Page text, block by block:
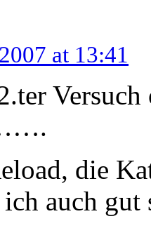
at 13:41
die
auch